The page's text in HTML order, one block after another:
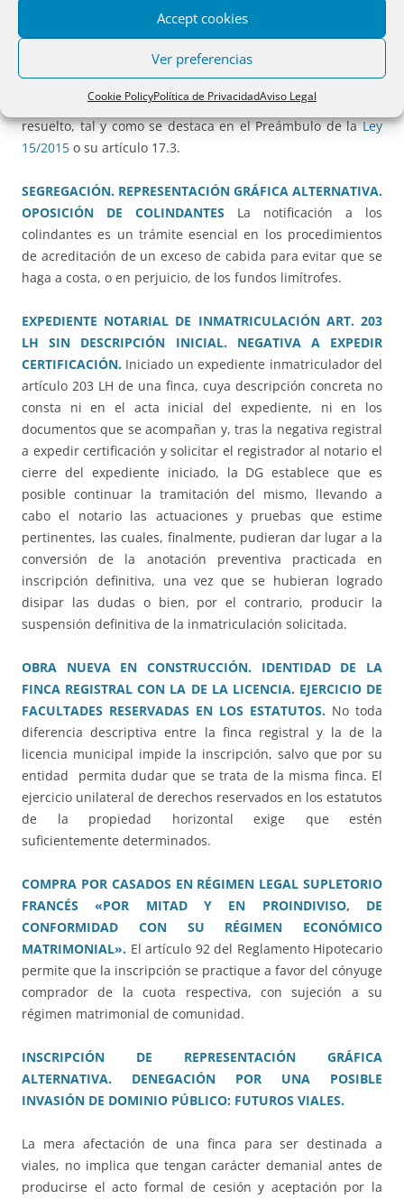
Accept cookies
Ver preferencias
Cookie PolicyPolítica de PrivacidadAviso Legal
TITULAR DE LA CUOTA RESTANTE
expresamente lo prevea, la oposición en el expediente de
alguno de los interesados no hará contencioso el
expediente notarial o registral de jurisdicción voluntaria, ni
impedirá que continúe su tramitación hasta que sea
resuelto, tal y como se destaca en el Preámbulo de laLey
15/2015 o su artículo 17.3.
SEGREGACIÓN. REPRESENTACIÓN GRÁFICA ALTERNATIVA.
OPOSICIÓN DE COLINDANTES
La notificación a los
colindantes es un trámite esencial en los procedimientos
de acreditación de un exceso de cabida para evitar que se
haga a costa, o en perjuicio, de los fundos limítrofes.
EXPEDIENTE NOTARIAL DE INMATRICULACIÓN ART. 203
LH SIN DESCRIPCIÓN INICIAL. NEGATIVA A EXPEDIR
CERTIFICACIÓN. Iniciado un expediente inmatriculador del
artículo 203 LH de una finca, cuya descripción concreta no
consta ni en el acta inicial del expediente, ni en los
documentos que se acompañan y, tras la negativa registral
a expedir certificación y solicitar el registrador al notario el
cierre del expediente iniciado, la DG establece que es
posible continuar la tramitación del mismo, llevando a
cabo el notario las actuaciones y pruebas que estime
pertinentes, las cuales, finalmente, pudieran dar lugar a la
conversión de la anotación preventiva practicada en
inscripción definitiva, una vez que se hubieran logrado
disipar las dudas o bien, por el contrario, producir la
suspensión definitiva de la inmatriculación solicitada.
OBRA NUEVA EN CONSTRUCCIÓN. IDENTIDAD DE LA
FINCA REGISTRAL CON LA DE LA LICENCIA. EJERCICIO DE
FACULTADES RESERVADAS EN LOS ESTATUTOS. No toda
diferencia descriptiva entre la finca registral y la de la
licencia municipal impide la inscripción, salvo que por su
entidad permita dudar que se trata de la misma finca. El
ejercicio unilateral de derechos reservados en los estatutos
de la propiedad horizontal exige que estén
suficientemente determinados.
COMPRA POR CASADOS EN RÉGIMEN LEGAL SUPLETORIO
FRANCÉS «POR MITAD Y EN PROINDIVISO, DE
CONFORMIDAD CON SU RÉGIMEN ECONÓMICO
MATRIMONIAL». El artículo 92 del Reglamento Hipotecario
permite que la inscripción se practique a favor del cónyuge
comprador de la cuota respectiva, con sujeción a su
régimen matrimonial de comunidad.
INSCRIPCIÓN DE REPRESENTACIÓN GRÁFICA
ALTERNATIVA. DENEGACIÓN POR UNA POSIBLE
INVASIÓN DE DOMINIO PÚBLICO: FUTUROS VIALES.
La mera afectación de una finca para ser destinada a
viales, no implica que tengan carácter demanial antes de
producirse el acto formal de cesión y aceptación por la